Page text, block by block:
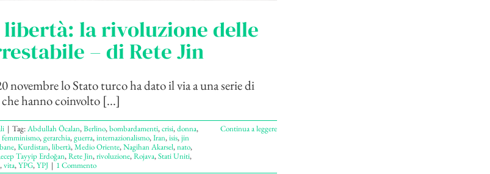
la rivoluzione delle
– di Rete Jin
novembre lo Stato turco ha dato il via a una serie di
hanno coinvolto [...]
| Tag:Abdullah Öcalan,Berlino,bombardamenti,crisi,donna,
femminismo,gerarchia,guerra,internazionalismo,Iran,isis,jin
,Kurdistan,libertà,Medio Oriente,Nagihan Akarsel,nato,
Tayyip Erdoğan,Rete Jin,rivoluzione,Rojava,Stati Uniti,
,vita,YPG,YPJ | 1 Commento
Continua a leggere